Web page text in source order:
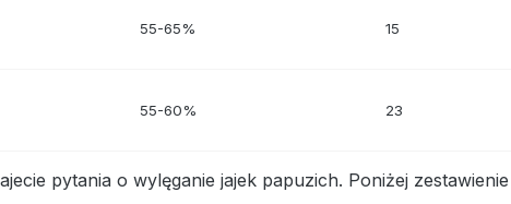
55-65% 15
55-60% 23
pytania o wylęganie jajek papuzich. Poniżej